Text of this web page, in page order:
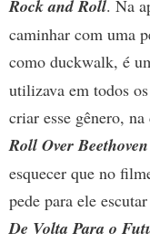
Rock and Roll. Na
caminhar com uma
como duckwalk, é
utilizava em todos
criar esse gênero,
Roll Over Beethoven
esquecer que no
pede para ele
De Volta Para o